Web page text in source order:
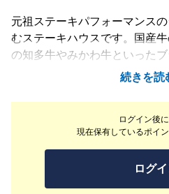
ログイン後
現在保有しているポイ
ログ
元祖ステーキパフォーマンス
むステーキハウスです。国産
の知多牛やみかわ牛といった
続きを読